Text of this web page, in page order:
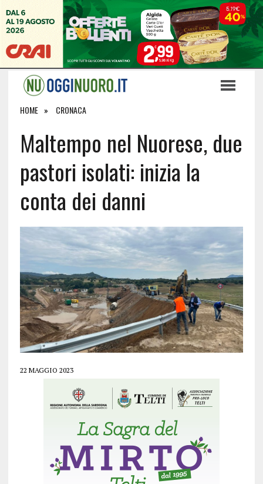
HOME CRONACA
Maltempo nel Nuorese, due
pastori isolati: inizia la
conta dei danni
22 MAGGIO 2023